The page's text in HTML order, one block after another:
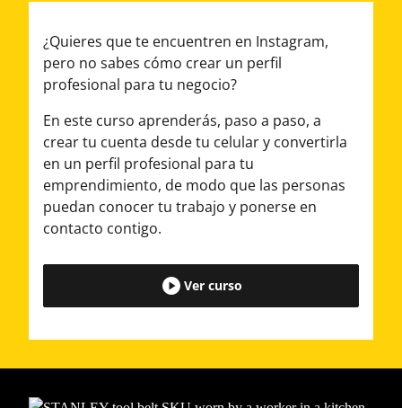
¿Quieres que te encuentren en Instagram,
pero no sabes cómo crear un perfil
profesional para tu negocio?
En este curso aprenderás, paso a paso, a
crear tu cuenta desde tu celular y convertirla
en un perfil profesional para tu
emprendimiento, de modo que las personas
puedan conocer tu trabajo y ponerse en
contacto contigo.
Ver curso